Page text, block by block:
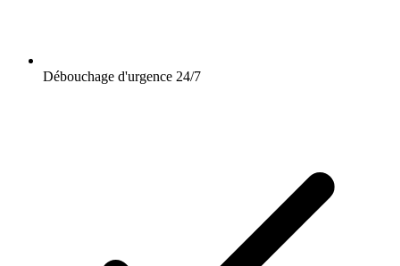
Débouchage d'urgence 24/7